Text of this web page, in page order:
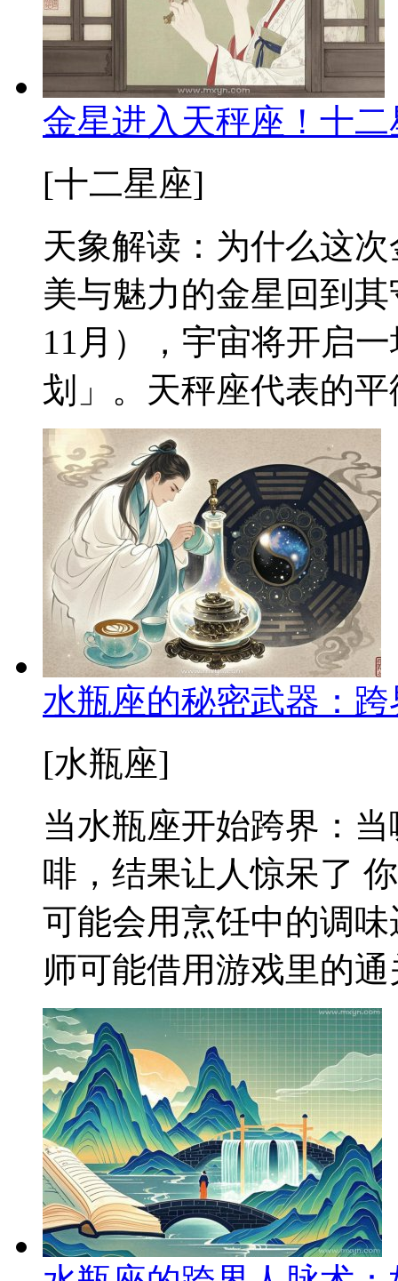
金星进入天秤座！十
[十二星座]
天象解读：为什么这
美与魅力的金星回到
11月），宇宙将开启
划」。天秤座代表的
水瓶座的秘密武器：
[水瓶座]
当水瓶座开始跨界：
啡，结果让人惊呆了
可能会用烹饪中的调
师可能借用游戏里的